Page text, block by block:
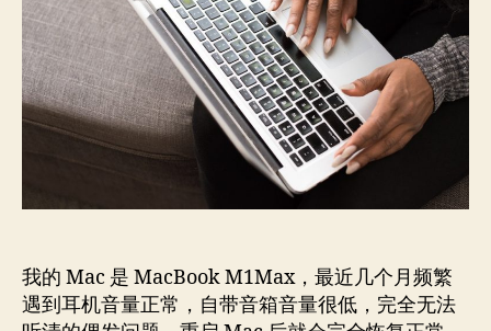
低
解
决
方
法
我的 Mac 是 MacBook M1Max，最近几个月频繁
遇到耳机音量正常，自带音箱音量很低，完全无法